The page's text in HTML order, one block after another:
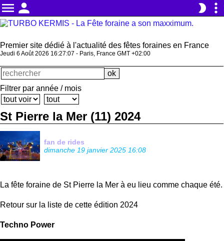
menu person brightness_2 more_vert
Premier site dédié à l'actualité des fêtes foraines en France
Jeudi 6 Août 2026 16:27:08 - Paris, France GMT +02:00
Filtrer par année / mois
St Pierre la Mer (11) 2024
fan de rides
dimanche 19 janvier 2025 16:08
La fête foraine de St Pierre la Mer à eu lieu comme chaque été.
Retour sur la liste de cette édition 2024
Techno Power